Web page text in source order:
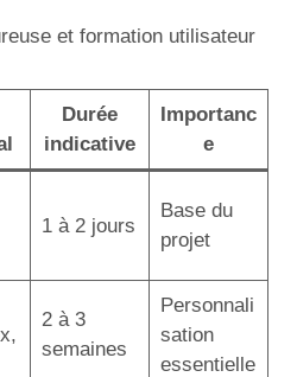
et formation utilisateur
Durée
indicative
Importanc
e
1 à 2 jours
Base du
projet
2 à 3
semaines
Personnali
sation
essentielle